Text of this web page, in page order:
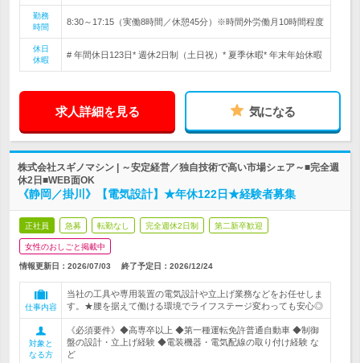
勤務
時間
8:30～17:15（実働8時間／休憩45分）※時間外労働月10時間程度
休日
休暇
# 年間休日123日* 週休2日制（土日祝）* 夏季休暇* 年末年始休暇
求人詳細を見る 気になる
株式会社スギノマシン | ～安定経営／独自技術で高い市場シェア～■完全週
休2日■WEB面OK
《静岡／掛川》【電気設計】★年休122日★経験者募集
正社員 急募 転勤なし 完全週休2日制 第二新卒歓迎
女性のおしごと掲載中
情報更新日：2026/07/03 終了予定日： 2026/12/24
仕事内容
当社の工具や専用装置の電気設計や立上げ業務などをお任せしま
す。★腰を据えて働ける環境でライフステージ変わっても安心◎
対象と
なる方
《必須要件》◆高専卒以上 ◆第一種運転免許普通自動車 ◆制御
盤の設計・立上げ経験 ◆電装機器・電気配線の取り付け経験 な
ど